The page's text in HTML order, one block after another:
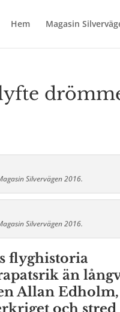
Hem Magasin
Silvervägen 2016.
Silvervägen 2016.
flyghistoria
än
Allan Edholm,
och stred